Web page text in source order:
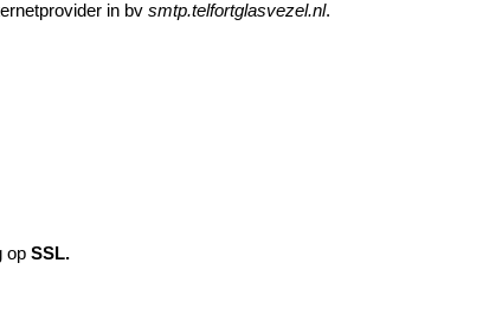
in bv smtp.telfortglasvezel.nl.
op SSL.